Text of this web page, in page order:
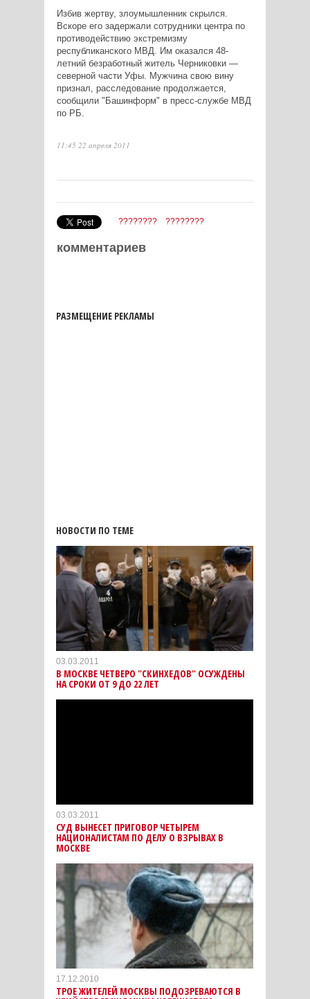
Избив жертву, злоумышленник скрылся.
Вскоре его задержали сотрудники центра по
противодействию экстремизму
республиканского МВД. Им оказался 48-
летний безработный житель Черниковки —
северной части Уфы. Мужчина свою вину
признал, расследование продолжается,
сообщили "Башинформ" в пресс-службе МВД
по РБ.
11:45 22 апреля 2011
???????? ????????
комментариев
РАЗМЕЩЕНИЕ РЕКЛАМЫ
НОВОСТИ ПО ТЕМЕ
03.03.2011
В МОСКВЕ ЧЕТВЕРО "СКИНХЕДОВ" ОСУЖДЕНЫ
НА СРОКИ ОТ 9 ДО 22 ЛЕТ
03.03.2011
СУД ВЫНЕСЕТ ПРИГОВОР ЧЕТЫРЕМ
НАЦИОНАЛИСТАМ ПО ДЕЛУ О ВЗРЫВАХ В
МОСКВЕ
17.12.2010
ТРОЕ ЖИТЕЛЕЙ МОСКВЫ ПОДОЗРЕВАЮТСЯ В